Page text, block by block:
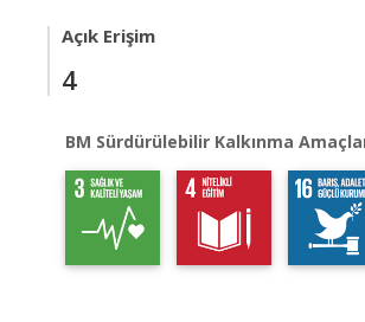
Açık Erişim
4
BM Sürdürülebilir Kalkınma